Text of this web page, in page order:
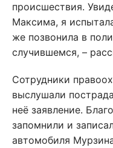
происшествия.
Максима, я
же позвонила в
случившемся, –
Сотрудники
выслушали
неё заявление.
запомнили и
автомобиля